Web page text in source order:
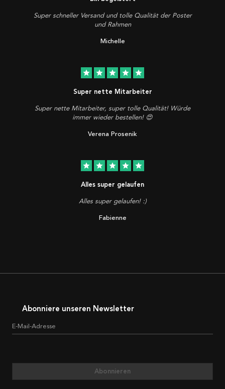
Super schneller Versand und tolle Qualität der Poster
und Rahmen
Michelle
star star star star star
Super nette Mitarbeiter
Super nette Mitarbeiter, super tolle Qualität! Würde
immer wieder bestellen! 😍
Verena Prosenik
star star star star star
Alles super gelaufen
Alles super gelaufen! :)
Fabienne
Abonniere unseren Newsletter
E-Mail-Adresse
Abonnieren